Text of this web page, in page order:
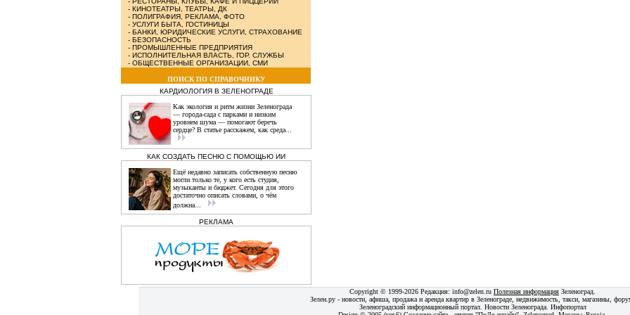
- КИНОТЕАТРЫ, ТЕАТРЫ, ДК
- ПОЛИГРАФИЯ, РЕКЛАМА, ФОТО
- УСЛУГИ БЫТА, ГОСТИНИЦЫ
- БАНКИ, ЮРИДИЧЕСКИЕ УСЛУГИ, СТРАХОВАНИЕ
- БЕЗОПАСНОСТЬ
- ПРОМЫШЛЕННЫЕ ПРЕДПРИЯТИЯ
- ИСПОЛНИТЕЛЬНАЯ ВЛАСТЬ, ГОР. СЛУЖБЫ
- ОБЩЕСТВЕННЫЕ ОРГАНИЗАЦИИ, СМИ
ПОИСК ПО СПРАВОЧНИКУ
КАРДИОЛОГИЯ В ЗЕЛЕНОГРАДЕ
Как экология и ритм жизни Зеленограда
— города‑сада с парками и низким
уровнем шума — помогают беречь
сердце? В статье расскажем, как среда...
КАК СОЗДАТЬ ПЕСНЮ С ПОМОЩЬЮ ИИ
Ещё недавно записать собственную песню
могли только те, у кого есть студия,
музыканты и бюджет. Сегодня для этого
достаточно описать словами, о чём
должна...
РЕКЛАМА
Copyright © 1999-2026 Редакция: info@zelen.ru Полезная информация Зеленоград
Зелен.ру - новости, афиша, продажа и аренда квартир в Зеленограде, недвижимость, такси, магазины,
Зеленоградский информационный портал. Новости Зеленограда. Инфопортал